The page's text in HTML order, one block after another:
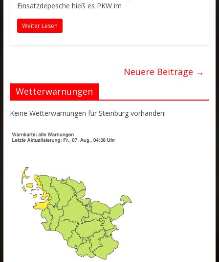
Einsatzdepesche hieß es PKW im
Weiter Lesen
Neuere Beiträge →
Wetterwarnungen
Keine Wetterwarnungen für Steinburg vorhanden!